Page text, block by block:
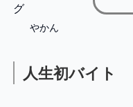
やかん
人生初バイト